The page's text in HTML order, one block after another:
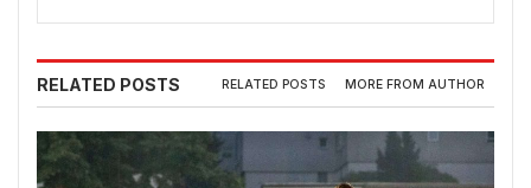
RELATED POSTS RELATED POSTS MORE FROM AUTHOR